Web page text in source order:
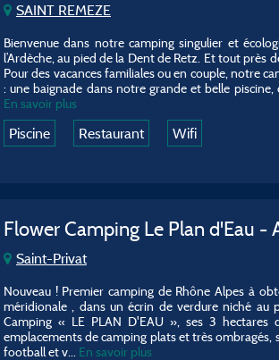
SAINT REMEZE
Bienvenue dans notre camping singulier et
l’Ardèche, au pied de la Dent de Retz. Et tout près
Pour des vacances familiales ou en couple, notre
: une baignade dans notre grande et belle
En savoir plus
Piscine Restaurant Wifi
Flower Camping Le Plan d'Eau -
Saint-Privat
Nouveau ! Premier camping de Rhône Alpes à
méridionale , dans un écrin de verdure niché au
Camping « LE PLAN D'EAU », ses 3 hectares
emplacements de camping plats et très ombragés,
football et v... En savoir plus